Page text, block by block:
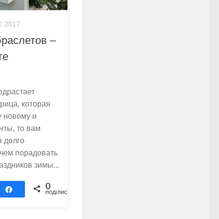
–
которая
новому и
то вам
долго
порадовать
зимы...
Поділитися
0
ПОДІЛИСЬ